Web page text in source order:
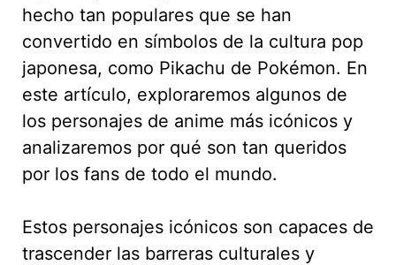
hecho tan populares que se han
convertido en símbolos de la cultura pop
japonesa, como Pikachu de Pokémon. En
este artículo, exploraremos algunos de
los personajes de anime más icónicos y
analizaremos por qué son tan queridos
por los fans de todo el mundo.
Estos personajes icónicos son capaces de
trascender las barreras culturales y